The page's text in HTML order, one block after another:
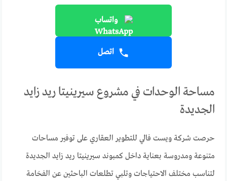
واتساب
اتصل
مساحة الوحدات في مشروع سيرينيتا ريد زايد
الجديدة
حرصت شركة ويست فالي للتطوير العقاري على توفير مساحات
متنوعة ومدروسة بعناية داخل كمبوند سيرينيتا ريد زايد الجديدة
لتناسب مختلف الاحتياجات وتلبي تطلعات الباحثين عن الفخامة